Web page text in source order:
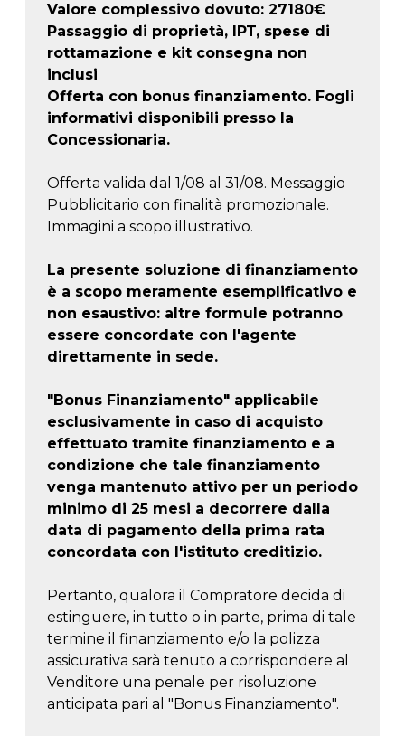
Valore complessivo dovuto: 27180€
Passaggio di proprietà, IPT, spese di
rottamazione e kit consegna non
inclusi
Offerta con bonus finanziamento. Fogli
informativi disponibili presso la
Concessionaria.
Offerta valida dal 1/08 al 31/08. Messaggio
Pubblicitario con finalità promozionale.
Immagini a scopo illustrativo.
La presente soluzione di finanziamento
è a scopo meramente esemplificativo e
non esaustivo: altre formule potranno
essere concordate con l'agente
direttamente in sede.
"Bonus Finanziamento" applicabile
esclusivamente in caso di acquisto
effettuato tramite finanziamento e a
condizione che tale finanziamento
venga mantenuto attivo per un periodo
minimo di 25 mesi a decorrere dalla
data di pagamento della prima rata
concordata con l'istituto creditizio.
Pertanto, qualora il Compratore decida di
estinguere, in tutto o in parte, prima di tale
termine il finanziamento e/o la polizza
assicurativa sarà tenuto a corrispondere al
Venditore una penale per risoluzione
anticipata pari al "Bonus Finanziamento".